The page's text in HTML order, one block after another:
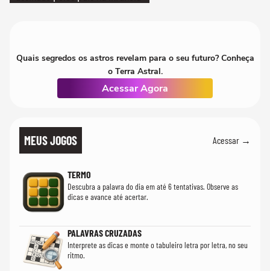
Quais segredos os astros revelam para o seu futuro? Conheça
o Terra Astral.
Acessar Agora
MEUS JOGOS Acessar →
TERMO
Descubra a palavra do dia em até 6 tentativas. Observe as
dicas e avance até acertar.
PALAVRAS CRUZADAS
Interprete as dicas e monte o tabuleiro letra por letra, no seu
ritmo.